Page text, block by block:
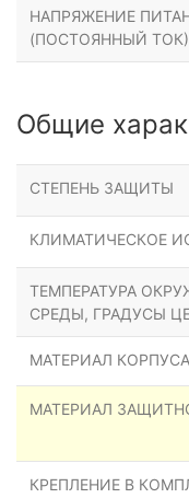
НАПРЯЖЕНИЕ
(ПОСТОЯННЫЙ
Общие
СТЕПЕНЬ ЗАЩИТЫ
КЛИМАТИЧЕСКОЕ
ТЕМПЕРАТУРА
СРЕДЫ, ГРАДУСЫ
МАТЕРИАЛ КОРПУСА
МАТЕРИАЛ
КРЕПЛЕНИЕ В